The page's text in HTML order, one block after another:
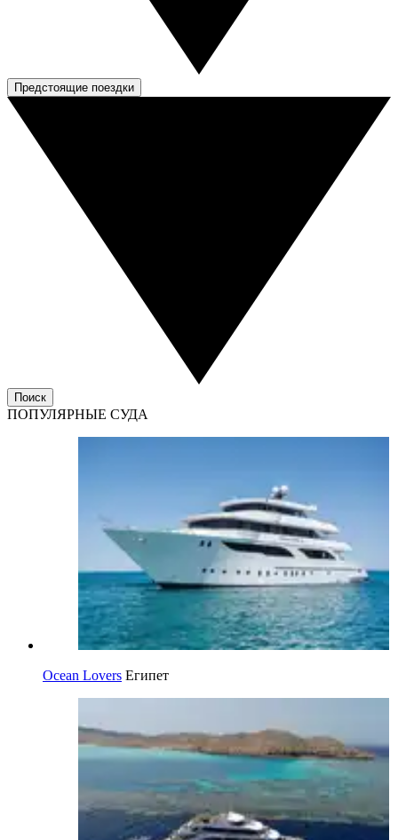
Предстоящие поездки
Поиск
ПОПУЛЯРНЫЕ СУДА
Ocean Lovers Египет